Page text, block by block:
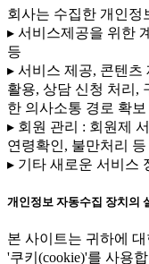
회사는 수집한 개인정
▸ 서비스제공을 위한
등
▸ 서비스 제공, 콘텐츠
활용, 상담 신청 처리,
한 의사소통 경로 확보
▸ 회원 관리 : 회원제
연령확인, 불만처리 등
▸ 기타 새로운 서비스
개인정보 자동수집 장치의
본 사이트는 귀하에
'쿠키(cookie)'를 사용